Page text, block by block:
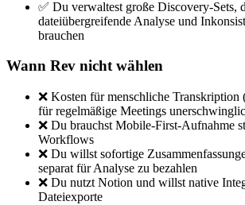
✅ Du verwaltest große Discovery-Sets,
dateiübergreifende Analyse und
brauchen
Wann Rev nicht wählen
❌ Kosten für menschliche Transkription
für regelmäßige Meetings
❌ Du brauchst Mobile-First-Aufnahme
Workflows
❌ Du willst sofortige
separat für Analyse zu bezahlen
❌ Du nutzt Notion und willst native
Dateiexporte